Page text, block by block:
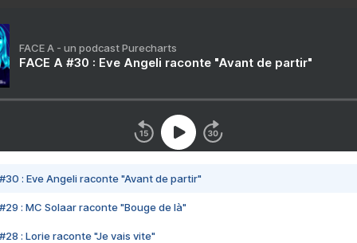
FACE A - un podcast Purecharts
FACE A #30 : Eve Angeli raconte "Avant de partir"
#30 : Eve Angeli raconte "Avant de partir"
#29 : MC Solaar raconte "Bouge de là"
#28 : Lorie raconte "Je vais vite"